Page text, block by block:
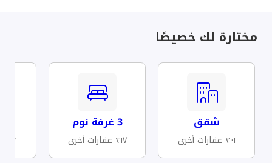
مختارة لك خصيصًا
شقق
٣٠١ عقارات أخرى
3 غرفة نوم
٢١٧ عقارات أخرى ٥٣ عقارات أخرى